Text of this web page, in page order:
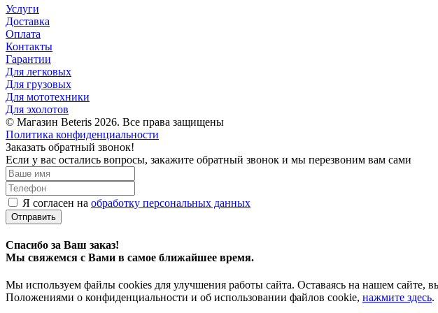
Услуги
Доставка
Оплата
Контакты
Гарантии
Для легковых
Для грузовых
Для мототехники
Для эхолотов
© Магазин Beteris 2026. Все права защищены
Политика конфиденциальности
Заказать обратный звонок!
Если у вас остались вопросы, закажите обратный звонок и мы перезвоним вам сами
Я согласен на обработку персональных данных
Отправить
Спасибо за Ваш заказ!
Мы свяжемся с Вами в самое ближайшее время.
Мы используем файлы cookies для улучшения работы сайта. Оставаясь на нашем сайте,
Положениями о конфиденциальности и об использовании файлов cookie, нажмите здесь.